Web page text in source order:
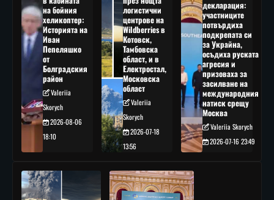
на бойния
хеликоптер:
Историята на
Иван
Пепеляшко
от
Болградския
район
Valeriia
Skorych
2026-08-06
18:10
логистични
центрове на
Wildberries в
Котовск,
Тамбовска
област, и в
Електростал,
Московска
област
Valeriia
Skorych
2026-07-18
13:56
декларация:
участниците
потвърдиха
подкрепата си
за Украйна,
осъдиха руската
агресия и
призоваха за
засилване на
международния
натиск срещу
Москва
Valeriia Skorych
2026-07-16 23:49